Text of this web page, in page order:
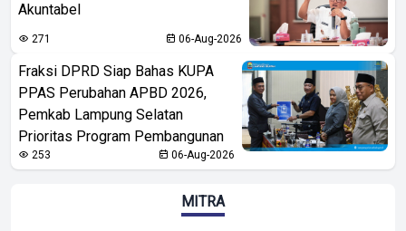
Akuntabel
271 06-Aug-2026
Fraksi DPRD Siap Bahas KUPA
PPAS Perubahan APBD 2026,
Pemkab Lampung Selatan
Prioritas Program Pembangunan
253 06-Aug-2026
MITRA